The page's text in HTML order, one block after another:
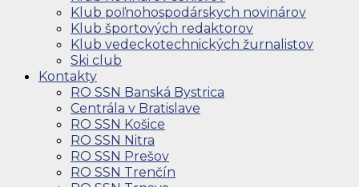
Klub poľnohospodárskych novinárov
Klub športových redaktorov
Klub vedeckotechnických žurnalistov
Ski club
Kontakty
RO SSN Banská Bystrica
Centrála v Bratislave
RO SSN Košice
RO SSN Nitra
RO SSN Prešov
RO SSN Trenčín